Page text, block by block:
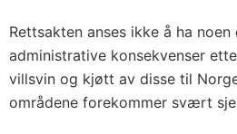
Rettsakten anses ikke å ha
administrative konsekvenser
villsvin og kjøtt av disse til
områdene forekommer svært